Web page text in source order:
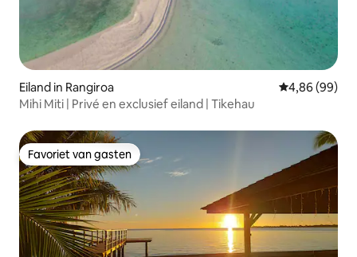
Eiland in Rangiroa Gemiddelde
4,86 (99)
Mihi Miti | Privé en exclusief eiland | Tikehau
Favoriet van gasten
Favoriet van gasten